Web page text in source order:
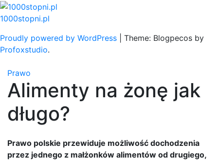
Skip
to
1000stopni.pl
Proudly powered by WordPress
Theme: Blogpecos by
Profoxstudio.
Prawo
Alimenty na żonę jak
długo?
Prawo polskie przewiduje możliwość dochodzenia
przez jednego z małżonków alimentów od drugiego,